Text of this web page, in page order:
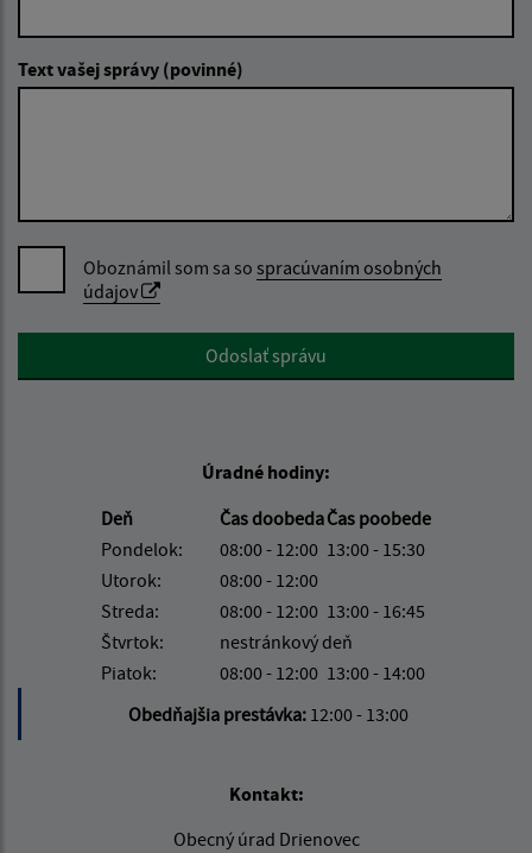
Text vašej správy (povinné)
Oboznámil som sa so spracúvaním osobných
údajov
Google reCaptcha ResponseOdoslať správu
Úradné hodiny:
Deň
Čas doobedaČas poobede
Pondelok:
08:00 - 12:00 13:00 - 15:30
Utorok:
08:00 - 12:00
Streda:
08:00 - 12:00 13:00 - 16:45
Štvrtok:
nestránkový deň
Piatok:
08:00 - 12:00 13:00 - 14:00
Obedňajšia prestávka: 12:00 - 13:00
Kontakt:
Obecný úrad Drienovec